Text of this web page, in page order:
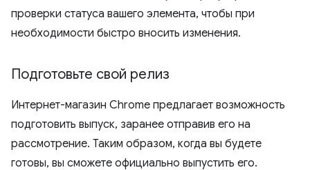
проверки статуса вашего элемента, чтобы при
необходимости быстро вносить изменения.
Подготовьте свой релиз
Интернет-магазин Chrome предлагает возможность
подготовить выпуск, заранее отправив его на
рассмотрение. Таким образом, когда вы будете
готовы, вы сможете официально выпустить его.